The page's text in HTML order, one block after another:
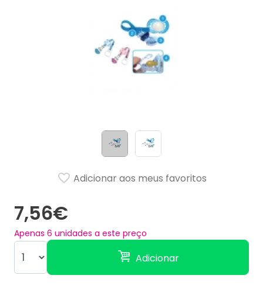
7,56€
Apenas 6 unidades a este preço
Adicionar
Adicionar aos meus favoritos